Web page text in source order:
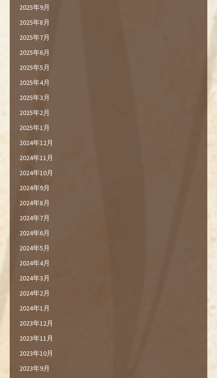
2025年9月
2025年8月
2025年7月
2025年6月
2025年5月
2025年4月
2025年3月
2025年2月
2025年1月
2024年12月
2024年11月
2024年10月
2024年9月
2024年8月
2024年7月
2024年6月
2024年5月
2024年4月
2024年3月
2024年2月
2024年1月
2023年12月
2023年11月
2023年10月
2023年9月